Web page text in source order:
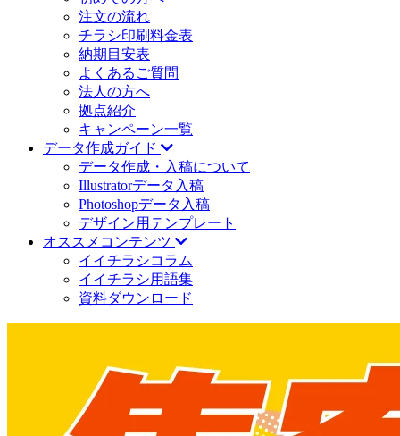
注文の流れ
チラシ印刷料金表
納期目安表
よくあるご質問
法人の方へ
拠点紹介
キャンペーン一覧
データ作成ガイド
データ作成・入稿について
Illustratorデータ入稿
Photoshopデータ入稿
デザイン用テンプレート
オススメコンテンツ
イイチラシコラム
イイチラシ用語集
資料ダウンロード